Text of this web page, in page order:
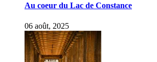
Au coeur du Lac de Constance
06 août, 2025